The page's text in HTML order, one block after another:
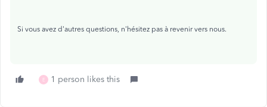
Si vous avez d'autres questions, n'hésitez pas à revenir vers nous.
E 1 person likes this